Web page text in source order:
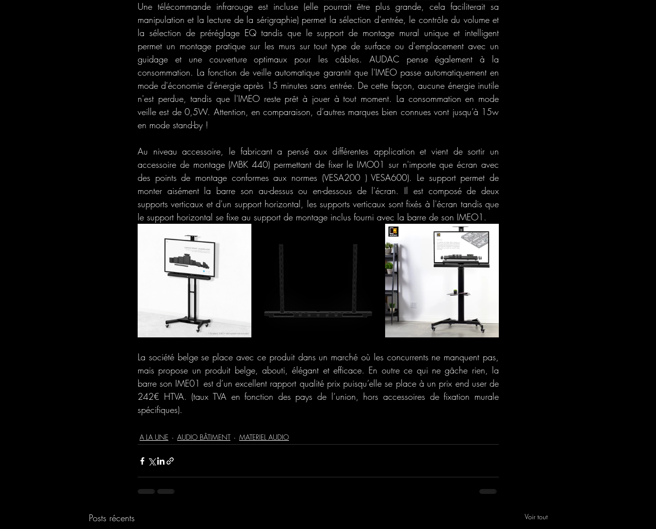
Une télécommande infrarouge est incluse (elle pourrait être plus grande, cela faciliterait sa
manipulation et la lecture de la sérigraphie) permet la sélection d'entrée, le contrôle du volume et
la sélection de préréglage EQ tandis que le support de montage mural unique et intelligent
permet un montage pratique sur les murs sur tout type de surface ou d'emplacement avec un
guidage et une couverture optimaux pour les câbles. AUDAC pense également à la
consommation. La fonction de veille automatique garantit que l'IMEO passe automatiquement en
mode d'économie d'énergie après 15 minutes sans entrée. De cette façon, aucune énergie inutile
n'est perdue, tandis que l'IMEO reste prêt à jouer à tout moment. La consommation en mode
veille est de 0,5W. Attention, en comparaison, d’autres marques bien connues vont jusqu’à 15w
en mode stand-by !
Au niveau accessoire, le fabricant a pensé aux différentes application et vient de sortir un
accessoire de montage (MBK 440) permettant de fixer le IMO01 sur n'importe que écran avec
des points de montage conformes aux normes (VESA200 ) VESA600). Le support permet de
monter aisément la barre son au-dessus ou en-dessous de l'écran. Il est composé de deux
supports verticaux et d'un support horizontal, les supports verticaux sont fixés à l'écran tandis que
le support horizontal se fixe au support de montage inclus fourni avec la barre de son IMEO1.
La société belge se place avec ce produit dans un marché où les concurrents ne manquent pas,
mais propose un produit belge, abouti, élégant et efficace. En outre ce qui ne gâche rien, la
barre son IME01 est d’un excellent rapport qualité prix puisqu’elle se place à un prix end user de
242€ HTVA. (taux TVA en fonction des pays de l’union, hors accessoires de fixation murale
spécifiques).
A LA UNE AUDIO BÂTIMENT MATERIEL AUDIO
Posts récents Voir tout